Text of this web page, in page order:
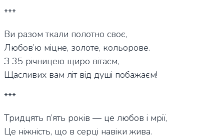
***
Ви разом ткали полотно своє,
Любов’ю міцне, золоте, кольорове.
З 35 річницею щиро вітаєм,
Щасливих вам літ від душі побажаєм!
***
Тридцять п’ять років — це любов і мрії,
Це ніжність, що в серці навіки жива.